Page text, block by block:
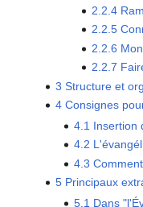
2.2.4
2.2.5
2.2.6
2.2.7
3 Structure et
4 Consignes
4.1 Insertion
4.2
4.3
5 Principaux
5.1 Dans